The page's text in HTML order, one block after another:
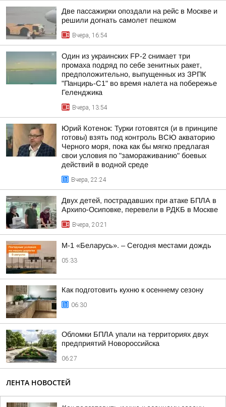
Две пассажирки опоздали на рейс в Москве и
решили догнать самолет пешком
Вчера, 16:54
Один из украинских FP-2 снимает три
промаха подряд по себе зенитных ракет,
предположительно, выпущенных из ЗРПК
"Панцирь-С1" во время налета на побережье
Геленджика
Вчера, 13:54
Юрий Котенок: Турки готовятся (и в принципе
готовы) взять под контроль ВСЮ акваторию
Черного моря, пока как бы мягко предлагая
свои условия по "замораживанию" боевых
действий в водной среде
Вчера, 22:24
Двух детей, пострадавших при атаке БПЛА в
Архипо-Осиповке, перевели в РДКБ в Москве
Вчера, 20:21
М-1 «Беларусь». – Сегодня местами дождь
05:33
Как подготовить кухню к осеннему сезону
06:30
Обломки БПЛА упали на территориях двух
предприятий Новороссийска
06:27
ЛЕНТА НОВОСТЕЙ